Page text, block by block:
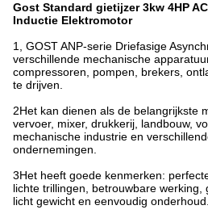
Gost Standard gietijzer 3kw 4HP
Inductie Elektromotor
1, GOST ANP-serie Driefasige
verschillende mechanische
compressoren, pompen, brekers,
te drijven.
2Het kan dienen als de belangrijkste
vervoer, mixer, drukkerij, landbouw,
mechanische industrie en
ondernemingen.
3Het heeft goede kenmerken:
lichte trillingen, betrouwbare werking,
licht gewicht en eenvoudig onderhoud.